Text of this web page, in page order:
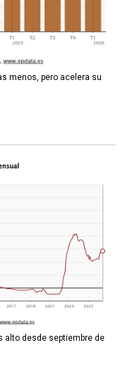
menos, pero acelera su
alto desde septiembre de